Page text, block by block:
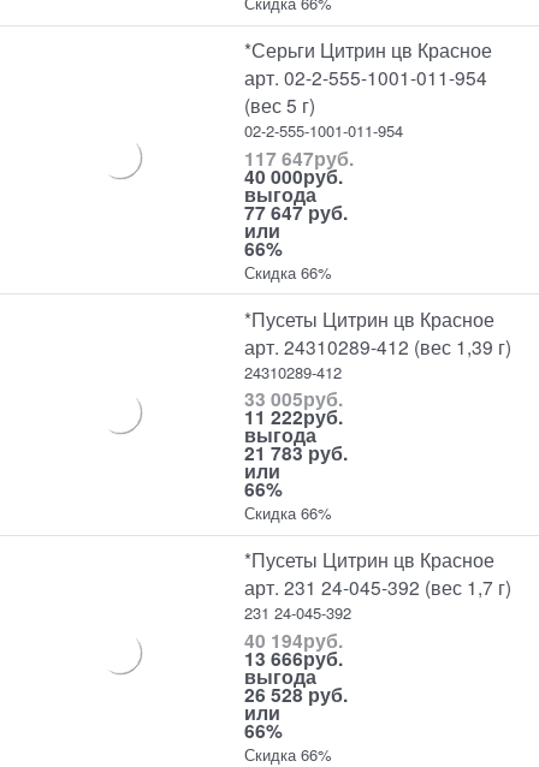
*Серьги Цитрин цв Красное
арт. 02-2-555-1001-011-954
(вес 5 г)
02-2-555-1001-011-954
117 647руб.
40 000руб.
выгода
77 647 руб.
или
66%
Скидка 66%
*Пусеты Цитрин цв Красное
арт. 24310289-412 (вес 1,39 г)
24310289-412
33 005руб.
11 222руб.
выгода
21 783 руб.
или
66%
Скидка 66%
*Пусеты Цитрин цв Красное
арт. 231 24-045-392 (вес 1,7 г)
231 24-045-392
40 194руб.
13 666руб.
выгода
26 528 руб.
или
66%
Скидка 66%